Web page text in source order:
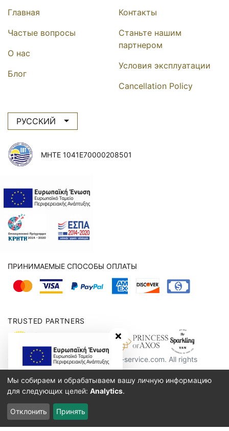
Secondary navigation
Главная
Частые вопросы
О нас
Блог
Контакты
Станьте нашим
партнером
Условия эксплуатации
Cancellation Policy
РУССКИЙ
MHTE 1041E70000208501
ПРИНИМАЕМЫЕ СПОСОБЫ ОПЛАТЫ
TRUSTED PARTNERS
Copyright 2016 - 2026, crete-taxi-service.com. All rights
reserved.
100% БЕЗОПАСНЫЙ САЙТ
hide banner
Мы собираем и обрабатываем вашу личную информацию
для следующих целей: Analytics.
Отклонить Принять